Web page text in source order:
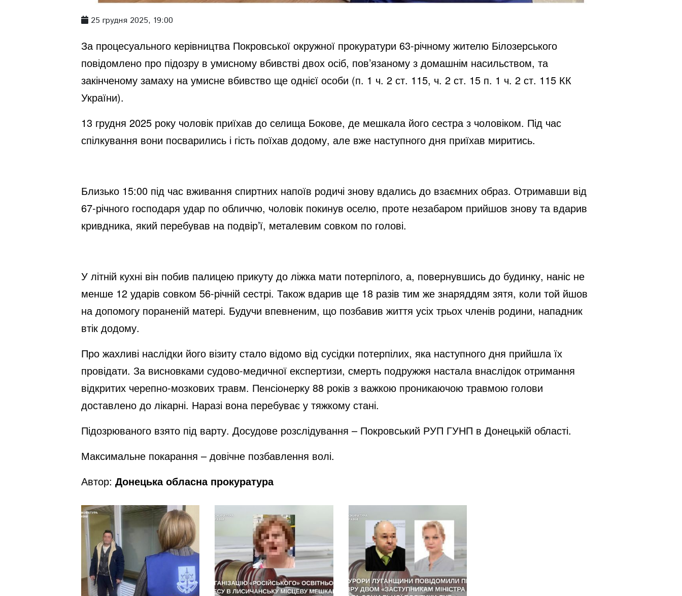
25 грудня 2025, 19:00
За процесуального керівництва Покровської окружної прокуратури 63-річному жителю Білозерського
повідомлено про підозру в умисному вбивстві двох осіб, пов’язаному з домашнім насильством, та
закінченому замаху на умисне вбивство ще однієї особи (п. 1 ч. 2 ст. 115, ч. 2 ст. 15 п. 1 ч. 2 ст. 115 КК
України).
13 грудня 2025 року чоловік приїхав до селища Бокове, де мешкала його сестра з чоловіком. Під час
спілкування вони посварились і гість поїхав додому, але вже наступного дня приїхав миритись.
Близько 15:00 під час вживання спиртних напоїв родичі знову вдались до взаємних образ. Отримавши від
67-річного господаря удар по обличчю, чоловік покинув оселю, проте незабаром прийшов знову та вдарив
кривдника, який перебував на подвір’ї, металевим совком по голові.
У літній кухні він побив палицею прикуту до ліжка мати потерпілого, а, повернувшись до будинку, наніс не
менше 12 ударів совком 56-річній сестрі. Також вдарив ще 18 разів тим же знаряддям зятя, коли той йшов
на допомогу пораненій матері. Будучи впевненим, що позбавив життя усіх трьох членів родини, нападник
втік додому.
Про жахливі наслідки його візиту стало відомо від сусідки потерпілих, яка наступного дня прийшла їх
провідати. За висновками судово-медичної експертизи, смерть подружжя настала внаслідок отримання
відкритих черепно-мозкових травм. Пенсіонерку 88 років з важкою проникаючою травмою голови
доставлено до лікарні. Наразі вона перебуває у тяжкому стані.
Підозрюваного взято під варту. Досудове розслідування – Покровський РУП ГУНП в Донецькій області.
Максимальне покарання – довічне позбавлення волі.
Автор: Донецька обласна прокуратура